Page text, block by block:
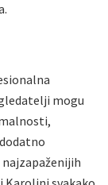
mogu